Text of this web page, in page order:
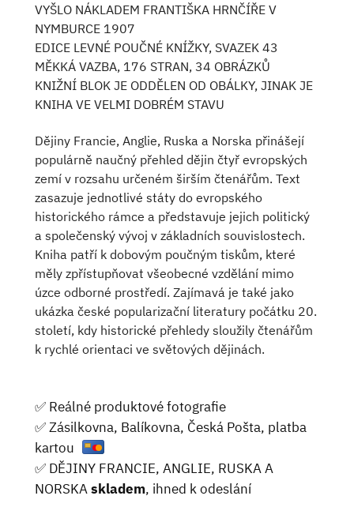
VYŠLO NÁKLADEM FRANTIŠKA HRNČÍŘE V
NYMBURCE 1907
EDICE LEVNÉ POUČNÉ KNÍŽKY, SVAZEK 43
MĚKKÁ VAZBA, 176 STRAN, 34 OBRÁZKŮ
KNIŽNÍ BLOK JE ODDĚLEN OD OBÁLKY, JINAK JE
KNIHA VE VELMI DOBRÉM STAVU
Dějiny Francie, Anglie, Ruska a Norska přinášejí
populárně naučný přehled dějin čtyř evropských
zemí v rozsahu určeném širším čtenářům. Text
zasazuje jednotlivé státy do evropského
historického rámce a představuje jejich politický
a společenský vývoj v základních souvislostech.
Kniha patří k dobovým poučným tiskům, které
měly zpřístupňovat všeobecné vzdělání mimo
úzce odborné prostředí. Zajímavá je také jako
ukázka české popularizační literatury počátku 20.
století, kdy historické přehledy sloužily čtenářům
k rychlé orientaci ve světových dějinách.
✅ Reálné produktové fotografie
✅ Zásilkovna, Balíkovna, Česká Pošta, platba
kartou
✅ DĚJINY FRANCIE, ANGLIE, RUSKA A
NORSKAskladem, ihned k odeslání